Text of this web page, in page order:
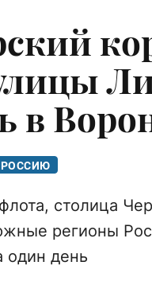
в
столица
регионы
один день